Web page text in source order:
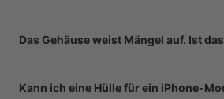
Das Gehäuse weist Mängel auf. Ist
Kann ich eine Hülle für ein iPhone-